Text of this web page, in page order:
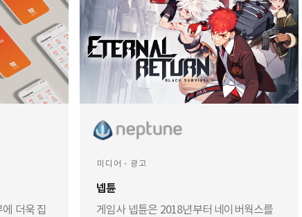
더욱 집
미디어・광고
넵튠
게임사 넵튠은 2018년부터 네이버웍스를